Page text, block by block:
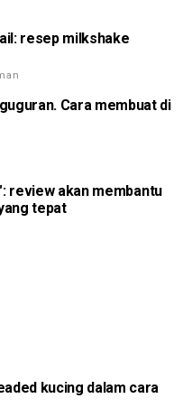
resep milkshake
Cara membuat di
review akan membantu
tepat
kucing dalam cara